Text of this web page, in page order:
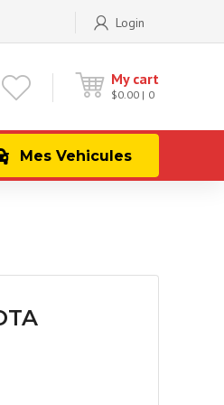
Login
My cart
$0.00 0
Mes Vehicules